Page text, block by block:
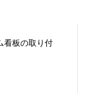
看板の取り付